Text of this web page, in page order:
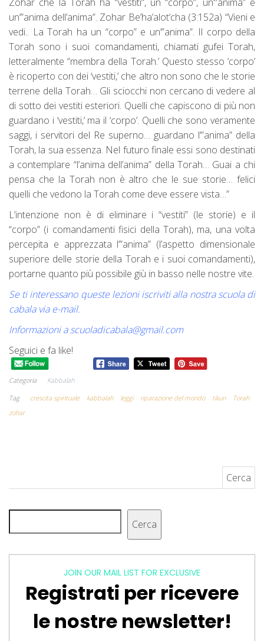
un’”anima dell’anima”. Zohar Be’ha’alot’cha (3:152a) “Vieni e
vedi.. La Torah ha un “corpo” e un’”anima”. Il corpo della
Torah sono i suoi comandamenti, chiamati gufei Torah,
letteralmente “membra della Torah.’ Questo stesso ‘corpo’
è ricoperto con dei ‘vestiti,’ che altro non sono che le storie
terrene della Torah… Gli sciocchi non cercano di vedere al
di sotto dei vestiti esteriori. Quelli che capiscono di più non
guardano i ‘vestiti,’ ma il ‘corpo’. Quelli che sono veramente
saggi, i servitori del Re superno… guardano l’”anima” della
Torah, la sua essenza. Nel futuro finale essi sono destinati
a contemplare “l’anima dell’anima” della Torah… Guai a chi
pensa che la Torah non è altro che le sue storie… felici
quelli che vedono la Torah come deve essere vista…”
L’intenzione non è di eliminare i “vestiti” (le storie) e il
“corpo” (i comandamenti fisici della Torah), ma, una volta
percepita e apprezzata l’”anima” (l’aspetto dimensionale
superiore delle storie della Torah e i suoi comandamenti),
portarne quanto più possibile giù in basso nelle nostre vite.
Se ti interessano queste lezioni iscriviti alla nostra scuola di
cabala via e-mail.
Informazioni ascuoladicabala@gmail.com
Seguici e fa like!
Categoria
Kabbalah
Tag
crescita spirituale kabbalah leggi riparazione del mondo tikun
Torah
zohar
Cerca
JOIN OUR MAIL LIST FOR EXCLUSIVE
Registrati per ricevere
le nostre newsletter!